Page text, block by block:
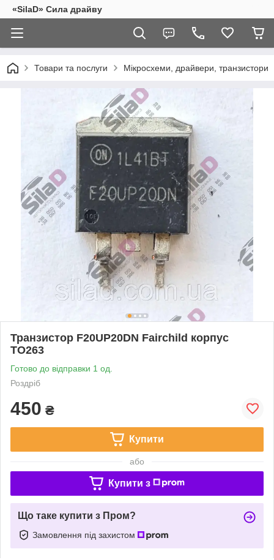
«SilaD» Сила драйву
Товари та послуги Мікросхеми, драйвери, транзистори
Транзистор F20UP20DN Fairchild корпус
TO263
Готово до відправки 1 од.
Роздріб
450 ₴
Купити
або
Купити з
Що таке купити з Пром?
Замовлення під захистом